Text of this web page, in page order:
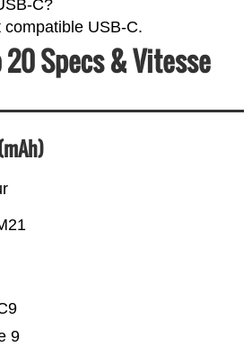
C?
USB-C.
20 Specs & Vitesse
9